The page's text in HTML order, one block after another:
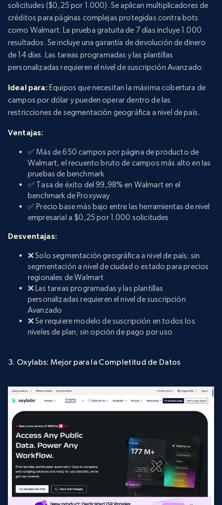
solicitudes ($0,25 por 1.000). Se aplican multiplicadores de
créditos para páginas complejas protegidas contra bots
como Walmart. La prueba gratuita de 7 días incluye 1.000
resultados. Se incluye una garantía de devolución de dinero
de 14 días. Las tareas programadas y las plantillas
personalizadas requieren el nivel de suscripción Avanzado.
Ideal para: Equipos que necesitan la máxima cobertura de
campos por dólar y pueden operar dentro de las
restricciones de segmentación geográfica a nivel de país.
Ventajas:
✅ Más de 650 campos por página de producto de
Walmart, el recuento bruto de campos más alto en las
pruebas de benchmark
✅ Tasa de éxito del 99,98% en Walmart en el
benchmark de Proxyway
✅ Precio base más bajo entre las herramientas de nivel
empresarial a $0,25 por 1.000 solicitudes
Desventajas:
❌ Solo segmentación geográfica a nivel de país; sin
segmentación a nivel de ciudad o estado para precios
regionales de Walmart
❌ Las tareas programadas y las plantillas
personalizadas requieren el nivel de suscripción
Avanzado
❌ Se requiere modelo de suscripción en todos los
niveles de plan; sin opción de pago por uso
3. Oxylabs: Mejor para la Completitud de Datos